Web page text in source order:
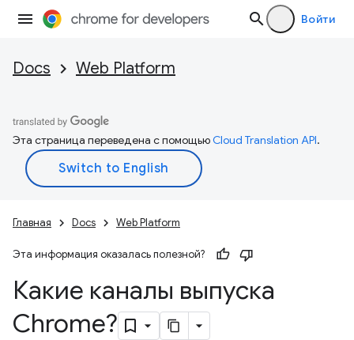
Войти
Docs Web Platform
Эта страница переведена с помощьюCloud Translation API.
Главная Docs Web Platform
Эта информация оказалась полезной?
Какие каналы выпуска
Chrome?